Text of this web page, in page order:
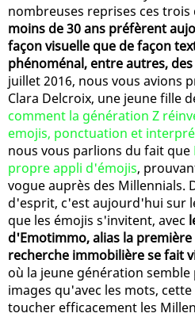
nombreuses reprises ces trois
moins de 30 ans préfèrent
façon visuelle que de façon
phénoménal, entre autres,
juillet 2016, nous vous avions
Clara Delcroix, une jeune fille
comment la génération Z
emojis, ponctuation et
nous vous parlions du fait que
propre appli d'émojis,
vogue auprès des Millennials.
d'esprit, c'est aujourd'hui sur
que les émojis s'invitent, avec
d'Emotimmo, alias la
recherche immobilière se fait
où la jeune génération semble
images qu'avec les mots,
toucher efficacement les